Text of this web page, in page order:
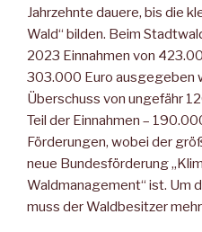
Jahrzehnte dauere, bis die
Wald“ bilden. Beim
2023 Einnahmen von
303.000 Euro ausgegeben
Überschuss von ungefähr
Teil der Einnahmen –
Förderungen, wobei der
neue Bundesförderung
Waldmanagement“ ist. Um
muss der Waldbesitzer